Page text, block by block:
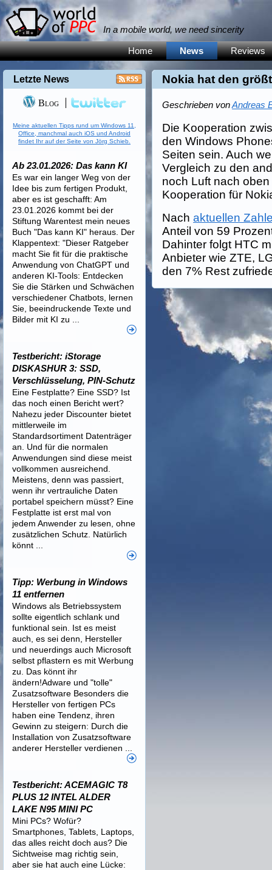
In a mobile world, we need sincerity
Home News Reviews
Nokia hat den
Geschrieben vonAndreas
Die Kooperation
den Windows
Seiten sein. Auch
Vergleich zu den
noch Luft nach
Kooperation für
Nachaktuellen
Anteil von 59
Dahinter folgt HTC
Anbieter wie ZTE,
den 7% Rest
Letzte News
Blog
Meine aktuellen Tipps rund um Windows 11,
Office, manchmal auch iOS und Android
findet Ihr auf der Seite von Jörg Schieb.
Ab 23.01.2026: Das kann KI
Es war ein langer Weg von der
Idee bis zum fertigen Produkt,
aber es ist geschafft: Am
23.01.2026 kommt bei der
Stiftung Warentest mein neues
Buch "Das kann KI" heraus. Der
Klappentext: "Dieser Ratgeber
macht Sie fit für die praktische
Anwendung von ChatGPT und
anderen KI-Tools: Entdecken
Sie die Stärken und Schwächen
verschiedener Chatbots, lernen
Sie, beeindruckende Texte und
Bilder mit KI zu ...
Testbericht: iStorage
DISKASHUR 3: SSD,
Verschlüsselung, PIN-Schutz
Eine Festplatte? Eine SSD? Ist
das noch einen Bericht wert?
Nahezu jeder Discounter bietet
mittlerweile im
Standardsortiment Datenträger
an. Und für die normalen
Anwendungen sind diese meist
vollkommen ausreichend.
Meistens, denn was passiert,
wenn ihr vertrauliche Daten
portabel speichern müsst? Eine
Festplatte ist erst mal von
jedem Anwender zu lesen, ohne
zusätzlichen Schutz. Natürlich
könnt ...
Tipp: Werbung in Windows
11 entfernen
Windows als Betriebssystem
sollte eigentlich schlank und
funktional sein. Ist es meist
auch, es sei denn, Hersteller
und neuerdings auch Microsoft
selbst pflastern es mit Werbung
zu. Das könnt ihr
ändern!Adware und "tolle"
Zusatzsoftware Besonders die
Hersteller von fertigen PCs
haben eine Tendenz, ihren
Gewinn zu steigern: Durch die
Installation von Zusatzsoftware
anderer Hersteller verdienen ...
Testbericht: ACEMAGIC T8
PLUS 12 INTEL ALDER
LAKE N95 MINI PC
Mini PCs? Wofür?
Smartphones, Tablets, Laptops,
das alles reicht doch aus? Die
Sichtweise mag richtig sein,
aber sie hat auch eine Lücke: